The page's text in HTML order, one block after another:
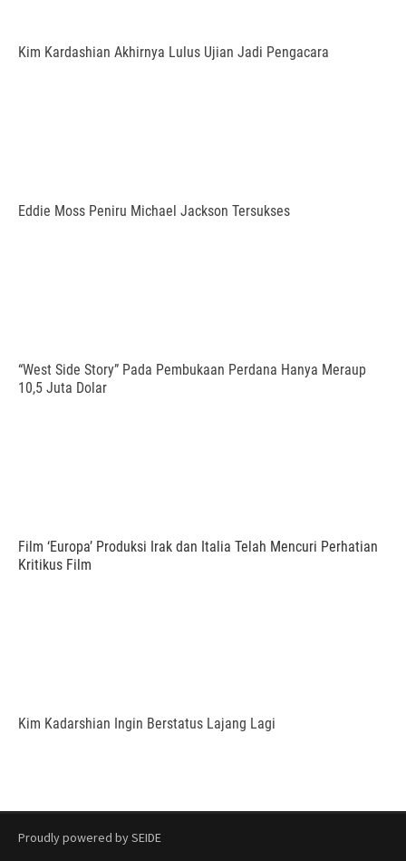
Kim Kardashian Akhirnya Lulus Ujian Jadi Pengacara
Eddie Moss Peniru Michael Jackson Tersukses
“West Side Story” Pada Pembukaan Perdana Hanya Meraup
10,5 Juta Dolar
Film ‘Europa’ Produksi Irak dan Italia Telah Mencuri Perhatian
Kritikus Film
Kim Kadarshian Ingin Berstatus Lajang Lagi
Proudly powered by SEIDE